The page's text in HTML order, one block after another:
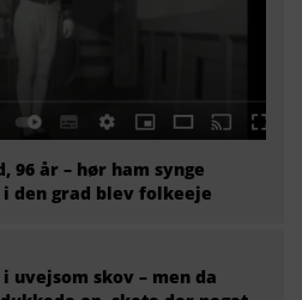
96 år – hør ham synge
den grad blev folkeeje
uvejsom skov – men da